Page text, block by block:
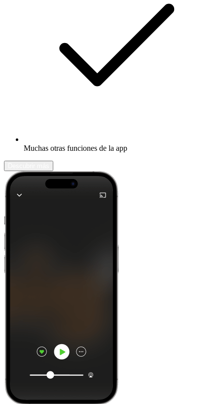
Muchas otras funciones de la app